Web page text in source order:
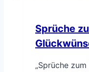
Sprüche
„Sprüche